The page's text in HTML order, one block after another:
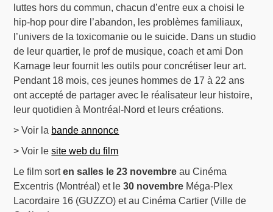
luttes hors du commun, chacun d’entre eux a choisi le
hip-hop pour dire l’abandon, les problèmes familiaux,
l’univers de la toxicomanie ou le suicide. Dans un studio
de leur quartier, le prof de musique, coach et ami Don
Karnage leur fournit les outils pour concrétiser leur art.
Pendant 18 mois, ces jeunes hommes de 17 à 22 ans
ont accepté de partager avec le réalisateur leur histoire,
leur quotidien à Montréal-Nord et leurs créations.
> Voir la bande annonce
> Voir lesite web du film
Le film sorten salles le 23 novembre au Cinéma
Excentris (Montréal) et le30 novembre Méga-Plex
Lacordaire 16 (GUZZO) et au Cinéma Cartier (Ville de